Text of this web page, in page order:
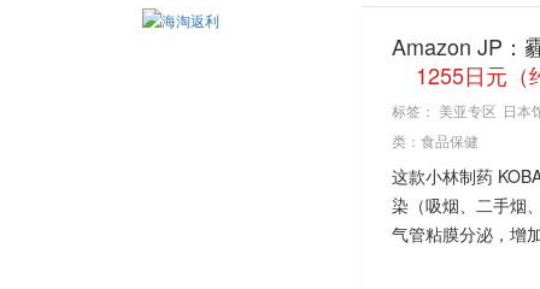
Amazon JP：
1255日元（
标签： 美亚专区 日本
类： 食品保健
这款小林制药
染（吸烟、二手烟
气管粘膜分泌，增